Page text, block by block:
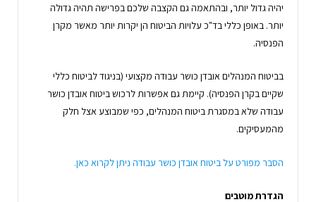
יהיה גדול יותר, ובהתאמה גם הקצבה שלכם בפרישה תהיה גדולה
יותר. באופן כללי בד"כ עלויות הביטוח הן יקרות יותר מאשר מקרן
הפנסיה.
בביטוח המנהלים אובדן כושר עבודה מקצועי (בניגוד לביטוח כללי
שקיים בקרן הפנסיה). קיימת גם אפשרות לרכוש ביטוח אובדן כושר
עבודה שלא במסגרת ביטוח המנהלים, כפי שמבוצע אצל חלק
מהמעסיקים.
הסבר מפורט על ביטוח אובדן כושר עבודה ניתן לקרוא כאן.
הגדרת מוטבים